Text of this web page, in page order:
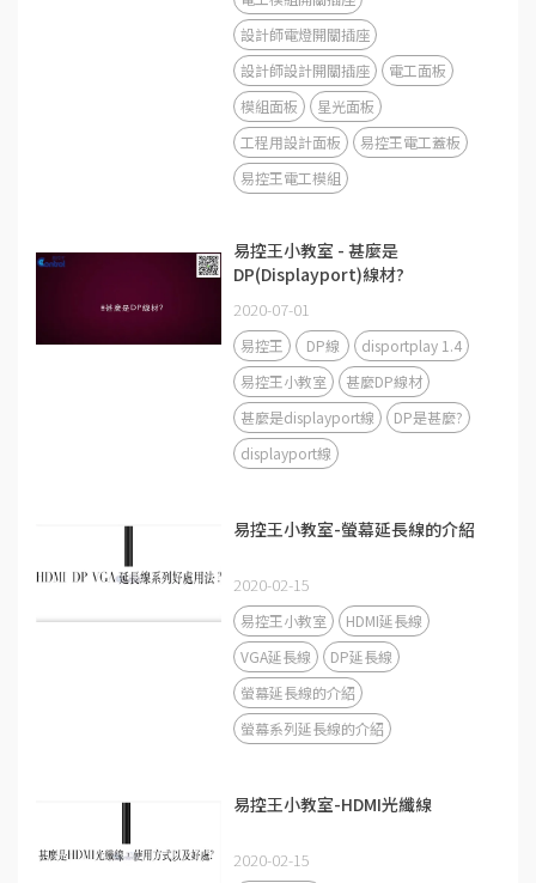
設計師電燈開關插座
設計師設計開關插座
電工面板
模組面板
星光面板
工程用設計面板
易控王電工蓋板
易控王電工模組
易控王小教室 - 甚麼是
DP(Displayport)線材?
2020-07-01
易控王 DP線
disportplay 1.4
易控王小教室
甚麼DP線材
甚麼是displayport線
DP是甚麼?
displayport線
易控王小教室-螢幕延長線的介紹
2020-02-15
易控王小教室
HDMI延長線
VGA延長線
DP延長線
螢幕延長線的介紹
螢幕系列延長線的介紹
易控王小教室-HDMI光纖線
2020-02-15